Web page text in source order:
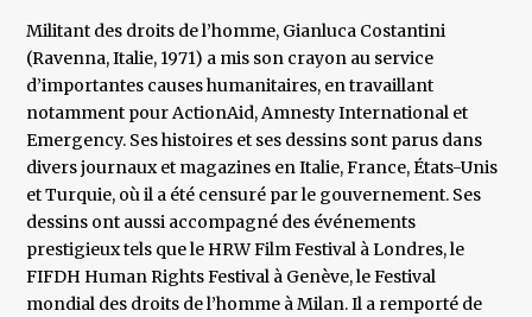
Militant des droits de l’homme, Gianluca Costantini
(Ravenna, Italie, 1971) a mis son crayon au service
d’importantes causes humanitaires, en travaillant
notamment pour ActionAid, Amnesty International et
Emergency. Ses histoires et ses dessins sont parus dans
divers journaux et magazines en Italie, France, États-Unis
et Turquie, où il a été censuré par le gouvernement. Ses
dessins ont aussi accompagné des événements
prestigieux tels que le HRW Film Festival à Londres, le
FIFDH Human Rights Festival à Genève, le Festival
mondial des droits de l’homme à Milan. Il a remporté de